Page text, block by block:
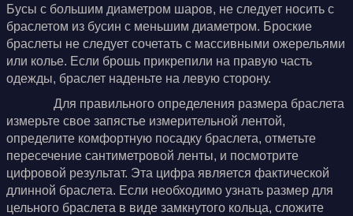
Бусы с большим диаметром шаров, не следует носить с
браслетом из бусин с меньшим диаметром. Броские
браслеты не следует сочетать с массивными ожерельями
или колье. Если брошь прикрепили на правую часть
одежды, браслет наденьте на левую сторону.
Для правильного определения размера браслета
измерьте свое запястье измерительной лентой,
определите комфортную посадку браслета, отметьте
пересечение сантиметровой ленты, и посмотрите
цифровой результат. Эта цифра является фактической
длинной браслета. Если необходимо узнать размер для
цельного браслета в виде замкнутого кольца, сложите